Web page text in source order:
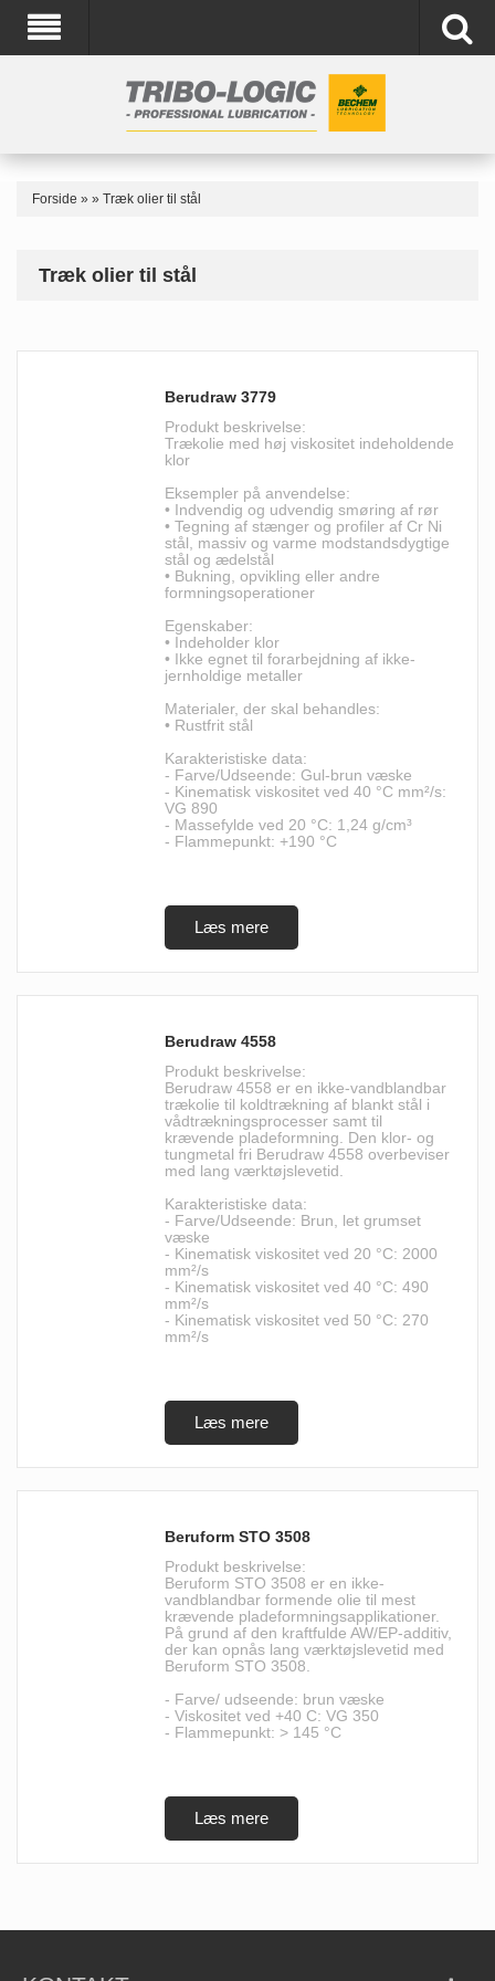
Forside » » Træk olier til stål
Træk olier til stål
Berudraw 3779
Produkt beskrivelse:
Trækolie med høj viskositet indeholdende
klor
Eksempler på anvendelse:
• Indvendig og udvendig smøring af rør
• Tegning af stænger og profiler af Cr Ni
stål, massiv og varme modstandsdygtige
stål og ædelstål
• Bukning, opvikling eller andre
formningsoperationer
Egenskaber:
• Indeholder klor
• Ikke egnet til forarbejdning af ikke-
jernholdige metaller
Materialer, der skal behandles:
• Rustfrit stål
Karakteristiske data:
- Farve/Udseende: Gul-brun væske
- Kinematisk viskositet ved 40 °C mm²/s:
VG 890
- Massefylde ved 20 °C: 1,24 g/cm³
- Flammepunkt: +190 °C
Berudraw 4558
Produkt beskrivelse:
Berudraw 4558 er en ikke-vandblandbar
trækolie til koldtrækning af blankt stål i
vådtrækningsprocesser samt til
krævende pladeformning. Den klor- og
tungmetal fri Berudraw 4558 overbeviser
med lang værktøjslevetid.
Karakteristiske data:
- Farve/Udseende: Brun, let grumset
væske
- Kinematisk viskositet ved 20 °C: 2000
mm²/s
- Kinematisk viskositet ved 40 °C: 490
mm²/s
- Kinematisk viskositet ved 50 °C: 270
mm²/s
Beruform STO 3508
Produkt beskrivelse:
Beruform STO 3508 er en ikke-
vandblandbar formende olie til mest
krævende pladeformningsapplikationer.
På grund af den kraftfulde AW/EP-additiv,
der kan opnås lang værktøjslevetid med
Beruform STO 3508.
- Farve/ udseende: brun væske
- Viskositet ved +40 C: VG 350
- Flammepunkt: > 145 °C